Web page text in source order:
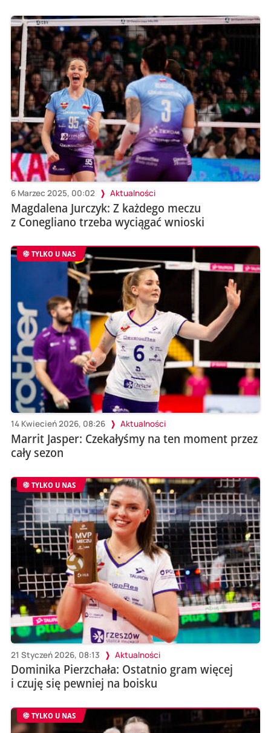
6 Marzec 2025, 00:02 Aktualności
Magdalena Jurczyk: Z każdego meczu
z Conegliano trzeba wyciągać wnioski
TYLKO U NAS
14 Kwiecień 2026, 08:26 Aktualności
Marrit Jasper: Czekałyśmy na ten moment przez
cały sezon
TYLKO U NAS
21 Styczeń 2026, 08:13 Aktualności
Dominika Pierzchała: Ostatnio gram więcej
i czuję się pewniej na boisku
TYLKO U NAS